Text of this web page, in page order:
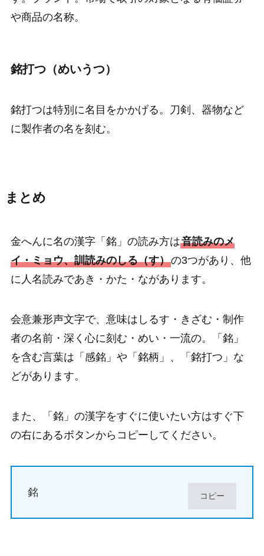
や商品の名称。
銘打つ（めいうつ）
銘打つは特別に名目をかかげる。刀剣、器物など
に製作者の名を刻む。
まとめ
金へんに名の漢字「銘」の読み方は音読みのメ
イ・ミョウ、訓読みのしる（す）の3つがあり、他
に人名読みであき・かた・ながあります。
会意兼形声文字で、意味はしるす・きざむ・制作
者の名前・深く心に刻む・めい・一流の。「銘」
を含む言葉は「感銘」や「銘柄」、「銘打つ」な
どがあります。
また、「銘」の漢字をすぐに使いたい方はすぐ下
の右にあるボタンからコピーしてください。
銘 コピー